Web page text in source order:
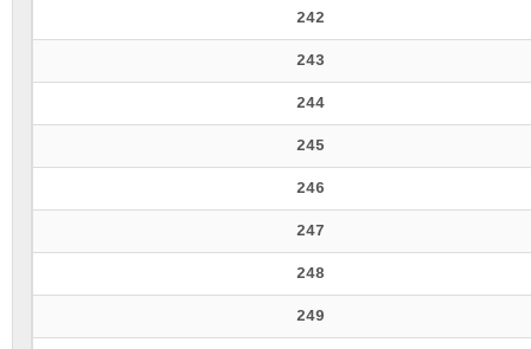
242
243
244
245
246
247
248
249